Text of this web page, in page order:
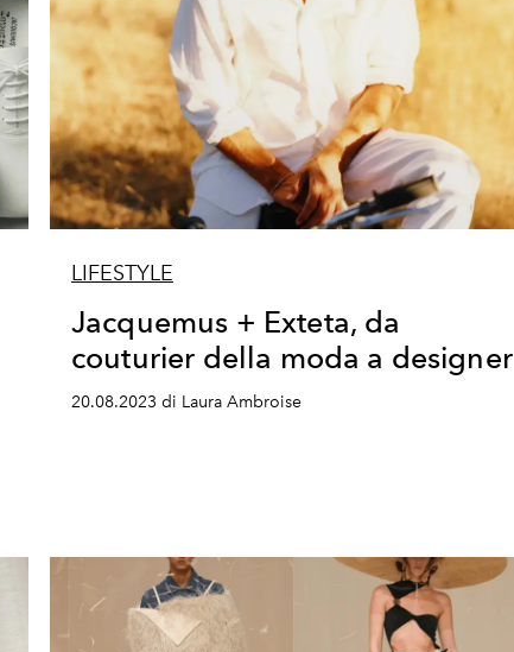
LIFESTYLE
Jacquemus + Exteta, da
couturier della moda a designer
20.08.2023 di Laura Ambroise